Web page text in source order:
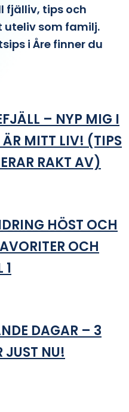
fjälliv, tips och
som familj.
i Åre finner du
– NYP MIG I
MITT LIV! (TIPS
RAKT AV)
HÖST OCH
OCH
1
DAGAR – 3
JUST NU!